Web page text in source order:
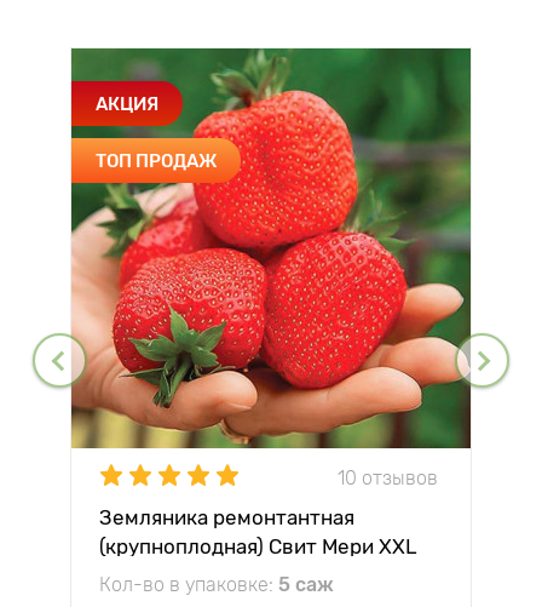
АКЦИЯ
ТОП ПРОДАЖ
10 отзывов
Земляника ремонтантная
(крупноплодная) Свит Мери XXL
Кол-во в упаковке: 5 саж